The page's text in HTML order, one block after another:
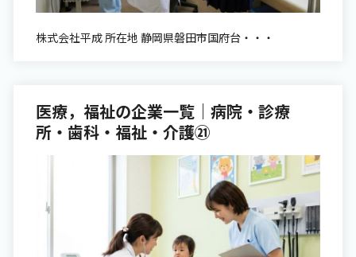
株式会社平成 所在地 静岡県磐田市国府台・・・
医療，福祉の企業一覧｜病院・診療
所・歯科・福祉・介護㉑